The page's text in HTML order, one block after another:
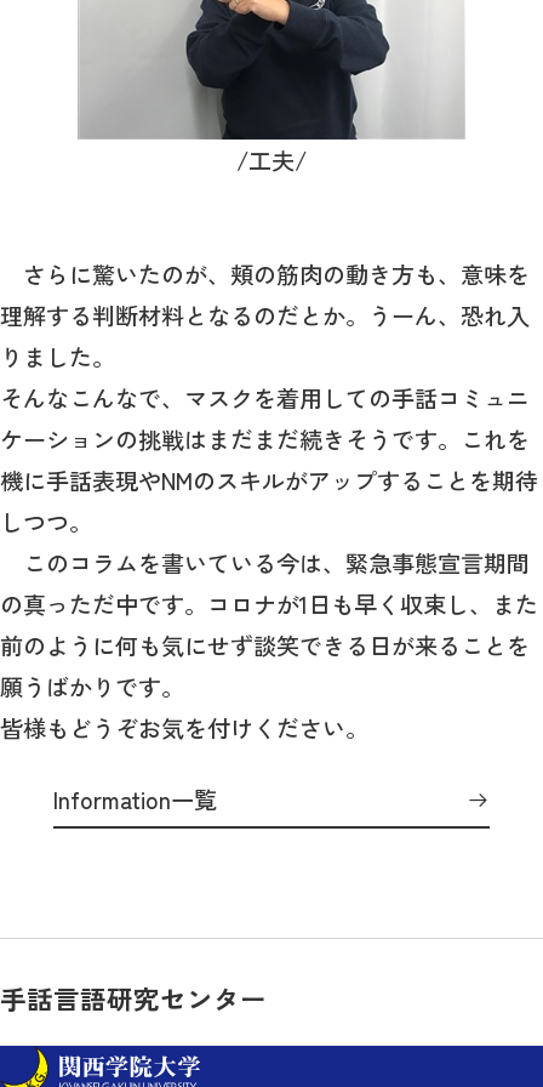
/工夫/
さらに驚いたのが、頬の筋肉の動き方も、意味を
理解する判断材料となるのだとか。うーん、恐れ入
りました。
そんなこんなで、マスクを着用しての手話コミュニ
ケーションの挑戦はまだまだ続きそうです。これを
機に手話表現やNMのスキルがアップすることを期待
しつつ。
このコラムを書いている今は、緊急事態宣言期間
の真っただ中です。コロナが1日も早く収束し、また
前のように何も気にせず談笑できる日が来ることを
願うばかりです。
皆様もどうぞお気を付けください。
Information一覧
手話言語研究センター